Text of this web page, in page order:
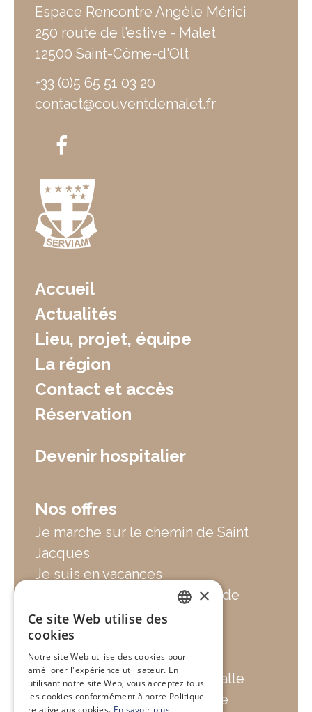
Espace Rencontre Angèle Mérici
250 route de l’estive - Malet
12500 Saint-Côme-d'Olt
+33 (0)5 65 51 03 20
contact@couventdemalet.fr
Accueil
Actualités
Lieu, projet, équipe
La région
Contact et accès
Réservation
Devenir hospitalier
Nos offres
Je marche sur le chemin de Saint
Jacques
Je suis en vacances
Je cherche un hébergement de
groupe
Je cherche un lieu de
ressourcement
Je cherche une location de salle
Je fais une pause gourmande
ENGLISH
×
Ce site Web utilise des
cookies
Notre site Web utilise des cookies pour
améliorer l'expérience utilisateur. En
utilisant notre site Web, vous acceptez tous
les cookies conformément à notre Politique
relative aux cookies. En savoir plus